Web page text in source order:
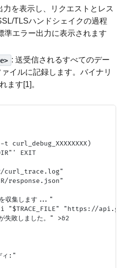
力を表示し、リクエストとレス
TLSハンドシェイクの過程
準エラー出力に表示されます
: 送受信されるすべてのデー
イルに記録します。バイナリ
ます[1]。
t curl_debug_XXXXXXXX)
EXIT
curl_trace.log"
response.json"
収集します..."
"https://
敗しました。" >&2
ィ:"